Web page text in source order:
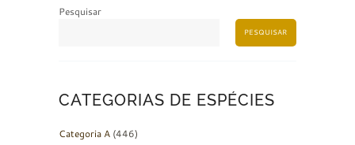
Pesquisar
PESQUISAR
CATEGORIAS DE ESPÉCIES
Categoria A (446)